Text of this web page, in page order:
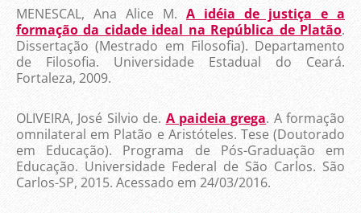
MENESCAL, Ana Alice M. A idéia de justiça e a
formação da cidade ideal na República de Platão.
Dissertação (Mestrado em Filosofia). Departamento
de Filosofia. Universidade Estadual do Ceará.
Fortaleza, 2009.
OLIVEIRA, José Silvio de. A paideia grega. A formação
omnilateral em Platão e Aristóteles. Tese (Doutorado
em Educação). Programa de Pós-Graduação em
Educação. Universidade Federal de São Carlos. São
Carlos-SP, 2015. Acessado em 24/03/2016.